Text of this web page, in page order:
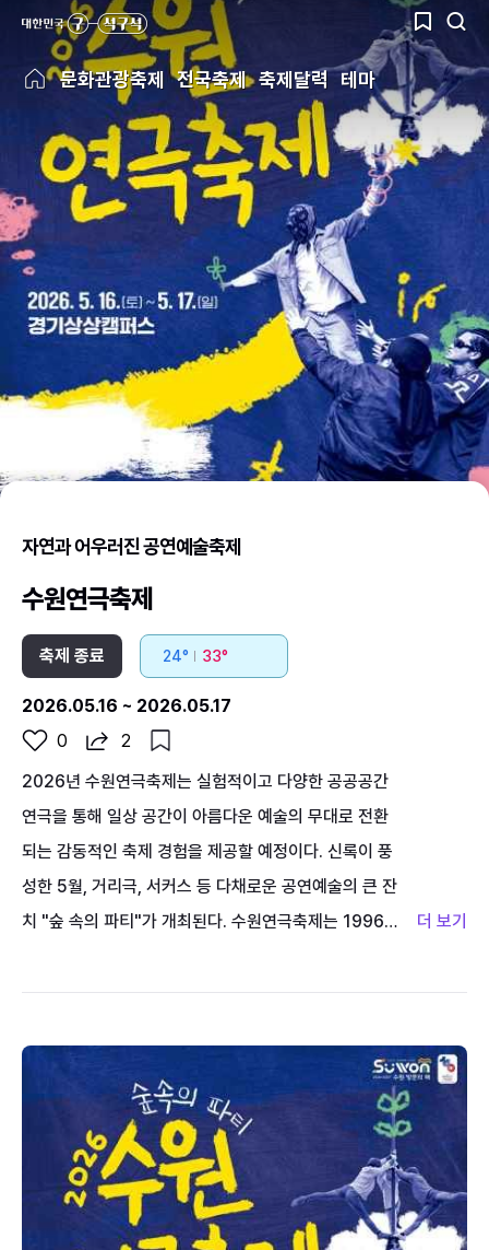
문화관광축제 전국축제 축제달력 테마
자연과 어우러진 공연예술축제
수원연극축제
축제 종료 24° 33°
2026.05.16 ~ 2026.05.17
0
2
2026년 수원연극축제는 실험적이고 다양한 공공공간
연극을 통해 일상 공간이 아름다운 예술의 무대로 전환
되는 감동적인 축제 경험을 제공할 예정이다. 신록이 풍
성한 5월, 거리극, 서커스 등 다채로운 공연예술의 큰 잔
치 "숲 속의 파티"가 개최된다. 수원연극축제는 1996년
서 연극과 야외극 중심으로 개최되기 시작한 후 2018년
간연극(Theater in public space)을 중심으로 치르고
있다. 수원연극축제는 시민들에게 새로운 예술경험을 통
해 단조로운 일상에 활기를 부여하며 공원이라는 공공공
간을 예술무대로 활용하여 일상공간에 대한 즐거운 예술
적 상상력을 환기시키고자 한다. 나아가 수원연극축제는
우수한 거리예술단체를 지원하고 새로운 예가를 발굴하